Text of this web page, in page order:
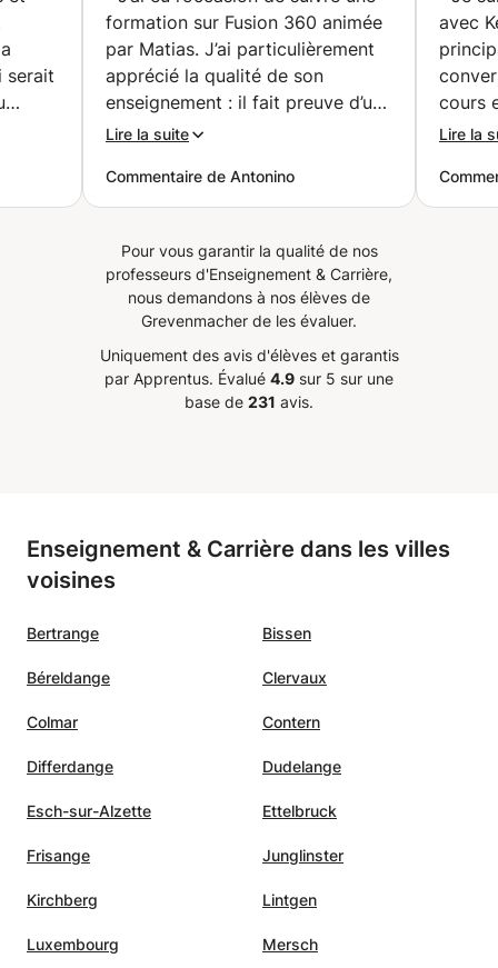
j'ai décidé d'offrir directement des cours de philosophie.
Je me réjouis par avance de faire votre connaissance à
l'occasion d'un premier cours.
serait
CATIA V5/V6,
Inventor, Fusion360,
FreeCAD. (Charleroi)
formation sur Fusion 360 animée
par Matias. J’ai particulièrement
apprécié la qualité de son
enseignement : il fait preuve d’une
grande pédagogie, d’une écoute
patience. Ses explications sont
claires, structurées et adaptées
favorise une réelle progression.
Un formateur compétent et
bienveillant que je recommande
Lire la suite
Commentaire de Antonino
avec
cours
Kevin
Lire la
Pour vous garantir la qualité de nos
professeurs d'Enseignement & Carrière,
nous demandons à nos élèves de
Grevenmacher de les évaluer.
Uniquement des avis d'élèves et garantis
par Apprentus. Évalué 4.9 sur 5 sur une
base de 231 avis.
Enseignement & Carrière dans les villes
voisines
Bertrange Bissen
Béreldange Clervaux
Colmar Contern
Differdange Dudelange
Esch-sur-Alzette Ettelbruck
Frisange Junglinster
Kirchberg Lintgen
Luxembourg Mersch